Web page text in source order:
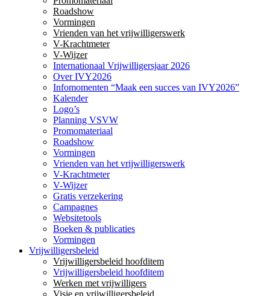
Roadshow
Vormingen
Vrienden van het vrijwilligerswerk
V-Krachtmeter
V-Wijzer
Internationaal Vrijwilligersjaar 2026
Over IVY2026
Infomomenten “Maak een succes van IVY2026”
Kalender
Logo’s
Planning VSVW
Promomateriaal
Roadshow
Vormingen
Vrienden van het vrijwilligerswerk
V-Krachtmeter
V-Wijzer
Gratis verzekering
Campagnes
Websitetools
Boeken & publicaties
Vormingen
Vrijwilligersbeleid
Vrijwilligersbeleid hoofditem
Vrijwilligersbeleid hoofditem
Werken met vrijwilligers
Visie en vrijwilligersbeleid